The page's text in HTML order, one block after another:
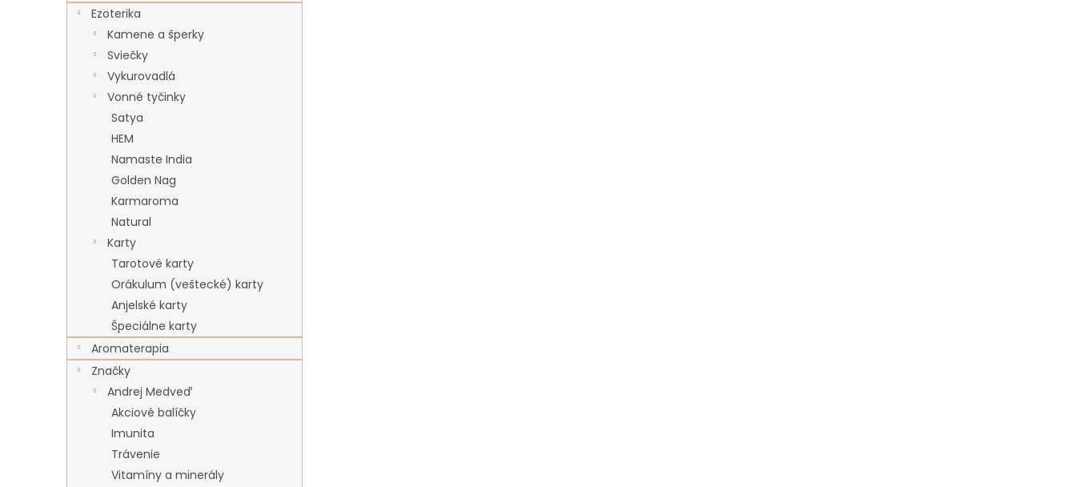
Ezoterika
Kamene a šperky
Sviečky
Vykurovadlá
Vonné tyčinky
Satya
HEM
Namaste India
Golden Nag
Karmaroma
Natural
Karty
Tarotové karty
Orákulum (veštecké) karty
Anjelské karty
Špeciálne karty
Aromaterapia
Značky
Andrej Medveď
Akciové balíčky
Imunita
Trávenie
Vitamíny a minerály